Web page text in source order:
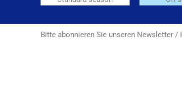
Bitte abonnieren Sie unseren Newsletter